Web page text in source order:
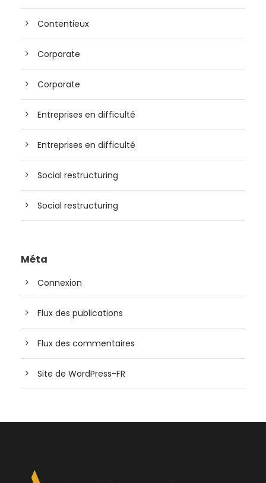
Contentieux
Corporate
Corporate
Entreprises en difficulté
Entreprises en difficulté
Social restructuring
Social restructuring
Méta
Connexion
Flux des publications
Flux des commentaires
Site de WordPress-FR